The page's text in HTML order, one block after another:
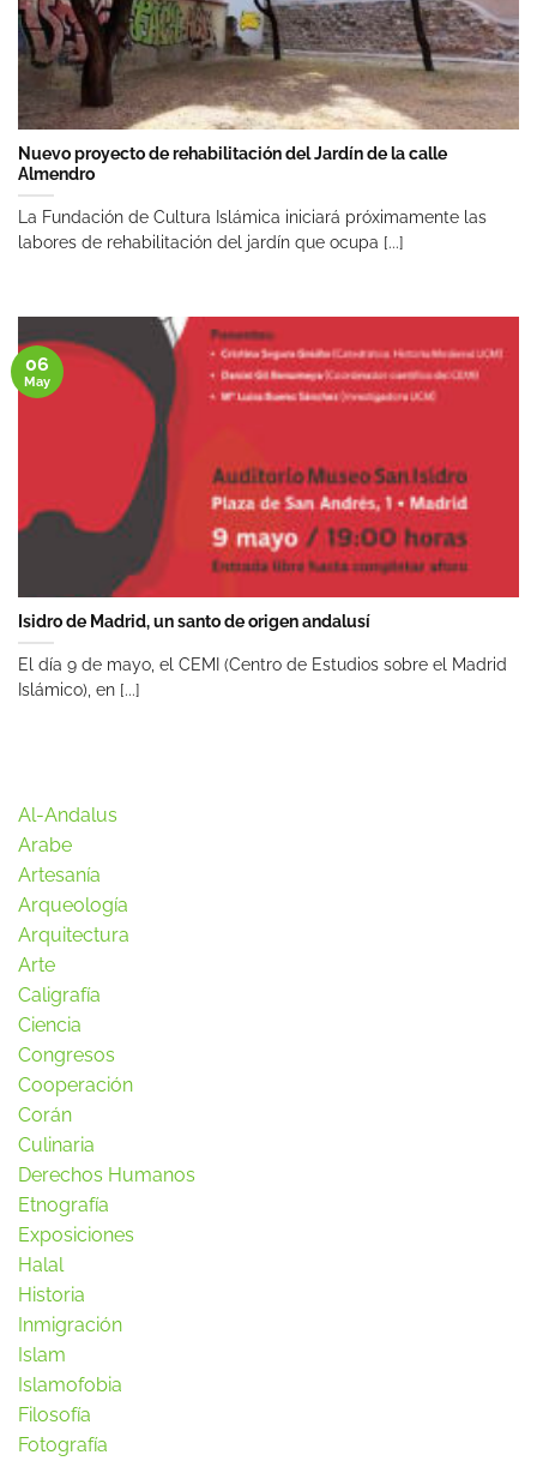
Nuevo proyecto de rehabilitación del Jardín de la calle
Almendro
La Fundación de Cultura Islámica iniciará próximamente las
labores de rehabilitación del jardín que ocupa [...]
Isidro de Madrid, un santo de origen andalusí
El día 9 de mayo, el CEMI (Centro de Estudios sobre el Madrid
Islámico), en [...]
06
May
Al-Andalus
Arabe
Artesanía
Arqueología
Arquitectura
Arte
Caligrafía
Ciencia
Congresos
Cooperación
Corán
Culinaria
Derechos Humanos
Etnografía
Exposiciones
Halal
Historia
Inmigración
Islam
Islamofobia
Filosofía
Fotografía